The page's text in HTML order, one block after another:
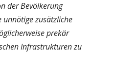
der Bevölkerung
unnötige zusätzliche
prekär
Infrastrukturen zu